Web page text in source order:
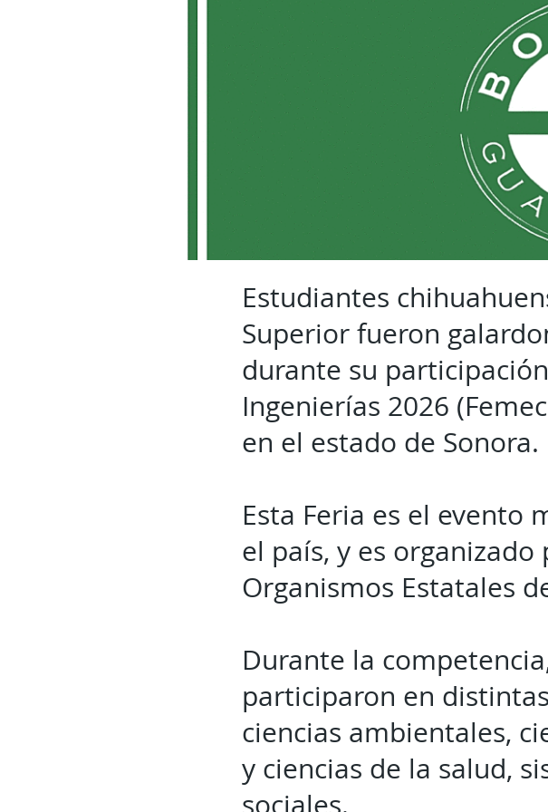
Estudiantes
Superior fueron
durante su
Ingenierías 2026
en el estado de Sonora.
Esta Feria es el evento
el país, y es
Organismos Estatales
Durante la
participaron en
ciencias ambientales,
y ciencias de la salud,
sociales.